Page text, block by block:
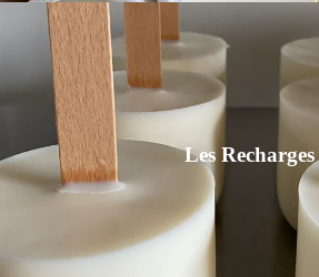
Les Recharges